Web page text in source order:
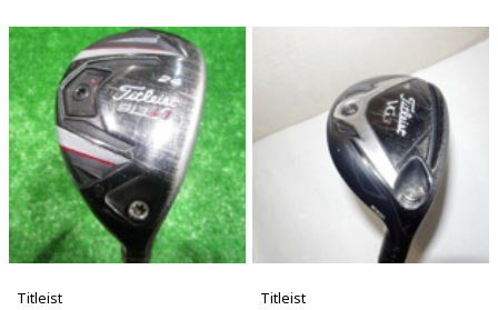
Titleist
Titleist